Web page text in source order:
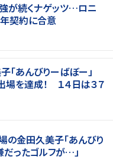
が続くナゲッツ…ロニ
契約に合意
「あんびりーばぼー」
場を達成！ １４日は３７
の金田久美子「あんびり
だったゴルフが…」